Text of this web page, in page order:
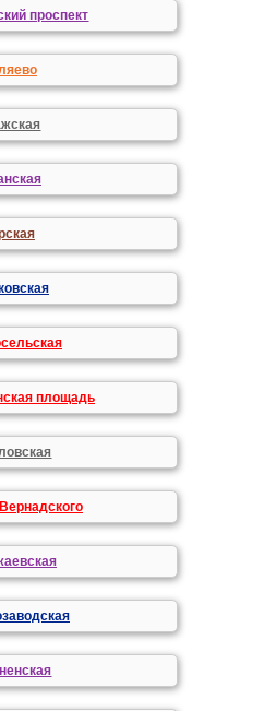
проспект
площадь